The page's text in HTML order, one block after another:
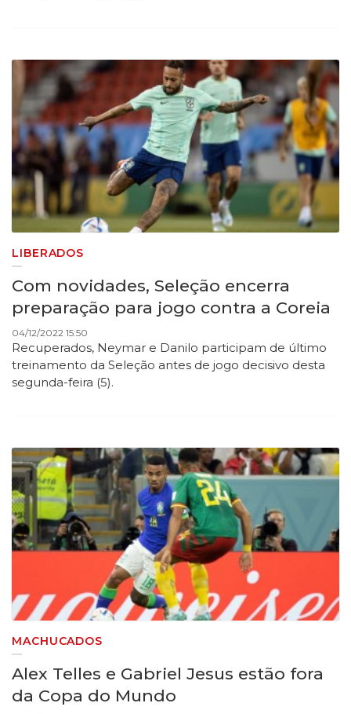
LIBERADOS
​Com novidades, Seleção encerra
preparação para jogo contra a Coreia
04/12/2022 15:50
Recuperados, Neymar e Danilo participam de último
treinamento da Seleção antes de jogo decisivo desta
segunda-feira (5).
MACHUCADOS
Alex Telles e Gabriel Jesus estão fora
da Copa do Mundo